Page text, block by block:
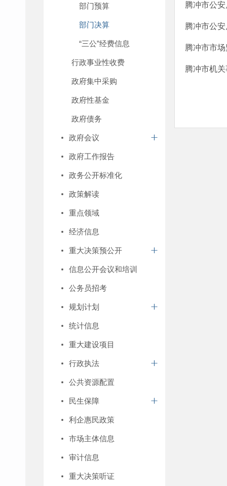
部门预算
部门决算
“三公”经费信息
行政事业性收费
政府集中采购
政府性基金
政府债务
政府会议
政府工作报告
政务公开标准化
政策解读
重点领域
经济信息
重大决策预公开
信息公开会议和培训
公务员招考
规划计划
统计信息
重大建设项目
行政执法
公共资源配置
民生保障
利企惠民政策
市场主体信息
审计信息
重大决策听证
腾冲市公
腾冲市公
腾冲市市
腾冲市机